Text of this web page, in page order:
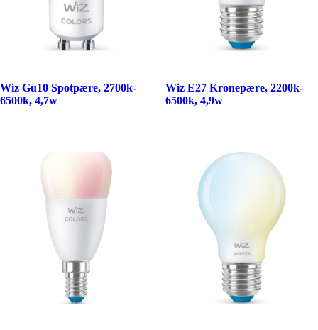
Wiz Gu10 Spotpære, 2700k-
6500k, 4,7w
Wiz E27 Kronepære, 2200k-
6500k, 4,9w